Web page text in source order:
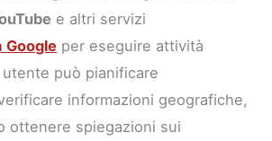
e altri servizi
Google per eseguire attività
può pianificare
informazioni geografiche,
ottenere spiegazioni sui